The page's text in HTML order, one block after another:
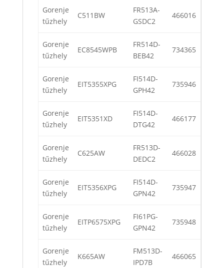
Gorenje
tűzhely
C511BW
FR513A-
GSDC2
466016
Gorenje
tűzhely
EC8545WPB
FR514D-
BEB42
734365
Gorenje
tűzhely
EIT5355XPG
FI514D-
GPH42
735946
Gorenje
tűzhely
EIT5351XD
FI514D-
DTG42
466177
Gorenje
tűzhely
C625AW
FR513D-
DEDC2
466028
Gorenje
tűzhely
EIT5356XPG
FI514D-
GPN42
735947
Gorenje
tűzhely
EITP6575XPG
FI61PG-
GPN42
735948
Gorenje
tűzhely
K665AW
FM513D-
IPD7B
466065